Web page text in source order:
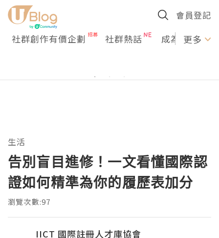
會員登記
社群創作有價企劃 社群熱話 成為U更多
生活
告別盲目進修！一文看懂國際認
證如何精準為你的履歷表加分
瀏覽次數:97
IICT 國際註冊人才庫協會